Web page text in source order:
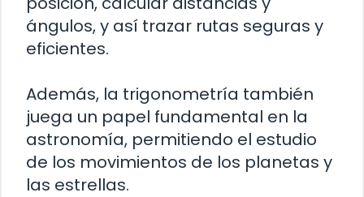
ángulos, y así trazar rutas seguras y
eficientes.
Además, la trigonometría también
juega un papel fundamental en la
astronomía, permitiendo el estudio
de los movimientos de los planetas y
las estrellas.